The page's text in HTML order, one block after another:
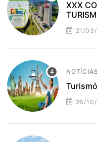
XXX
21/
NOTÍCIAS
26/